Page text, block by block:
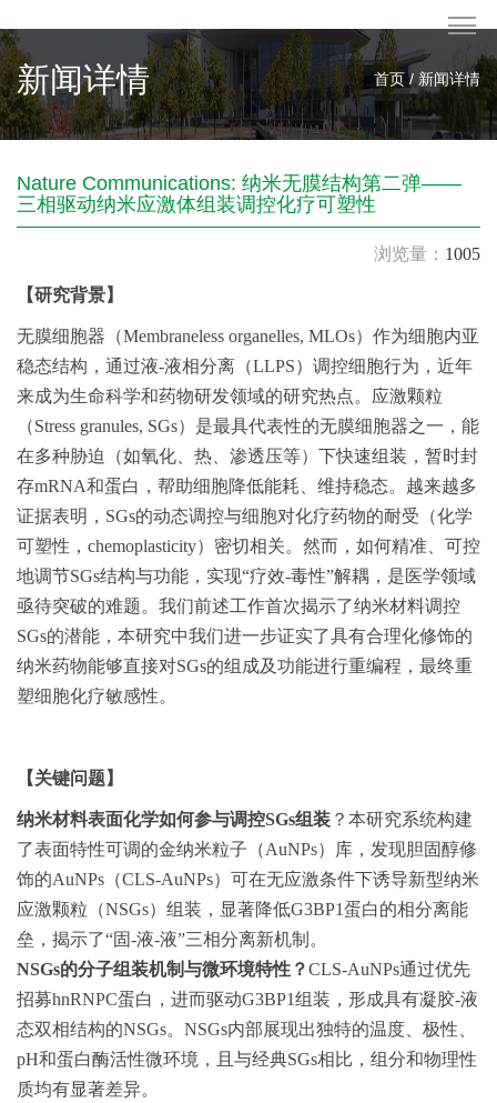
新闻详情 首页 / 新闻详情
Nature Communications: 纳米无膜结构第二弹——
三相驱动纳米应激体组装调控化疗可塑性
浏览量： 1005
【研究背景】
无膜细胞器（Membraneless organelles, MLOs）作为细胞内亚
稳态结构，通过液-液相分离（LLPS）调控细胞行为，近年
来成为生命科学和药物研发领域的研究热点。应激颗粒
（Stress granules, SGs）是最具代表性的无膜细胞器之一，能
在多种胁迫（如氧化、热、渗透压等）下快速组装，暂时封
存mRNA和蛋白，帮助细胞降低能耗、维持稳态。越来越多
证据表明，SGs的动态调控与细胞对化疗药物的耐受（化学
可塑性，chemoplasticity）密切相关。然而，如何精准、可控
地调节SGs结构与功能，实现“疗效-毒性”解耦，是医学领域
亟待突破的难题。我们前述工作首次揭示了纳米材料调控
SGs的潜能，本研究中我们进一步证实了具有合理化修饰的
纳米药物能够直接对SGs的组成及功能进行重编程，最终重
塑细胞化疗敏感性。
【关键问题】
纳米材料表面化学如何参与调控SGs组装 ？本研究系统构建
了表面特性可调的金纳米粒子（AuNPs）库，发现胆固醇修
饰的AuNPs（CLS-AuNPs）可在无应激条件下诱导新型纳米
应激颗粒（NSGs）组装，显著降低G3BP1蛋白的相分离能
垒，揭示了“固-液-液”三相分离新机制。
NSGs的分子组装机制与微环境特性？CLS-AuNPs通过优先
招募hnRNPC蛋白，进而驱动G3BP1组装，形成具有凝胶-液
态双相结构的NSGs。NSGs内部展现出独特的温度、极性、
pH和蛋白酶活性微环境，且与经典SGs相比，组分和物理性
质均有显著差异。